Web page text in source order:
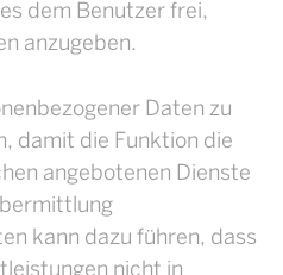
dem Benutzer frei,
anzugeben.
Daten zu
damit die Funktion die
angebotenen Dienste
kann dazu führen, dass
nicht in